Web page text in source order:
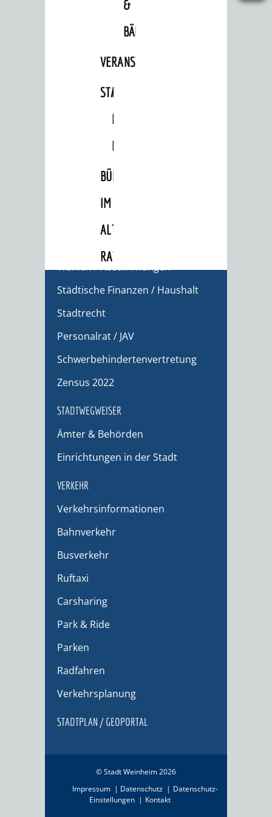
&
BÄDER
VERANSTALTUNGSRÄUME
STADTHALLE
ROLF-
ENGELBRECHT-
HAUS
BÜRGERSAAL
IM
ALTEN
RATHAUS
Ausschüsse und Beiräte
Abgeordnete
Bürgermeister / Dezernate
Wahlen / Abstimmungen
Städtische Finanzen / Haushalt
Stadtrecht
Personalrat / JAV
Schwerbehindertenvertretung
Zensus 2022
STADTWEGWEISER
Ämter & Behörden
Einrichtungen in der Stadt
VERKEHR
Verkehrsinformationen
Bahnverkehr
Busverkehr
Ruftaxi
Carsharing
Park & Ride
Parken
Radfahren
Verkehrsplanung
STADTPLAN / GEOPORTAL
© Stadt Weinheim 2026
Impressum
Datenschutz
Datenschutz-
Einstellungen
Kontakt